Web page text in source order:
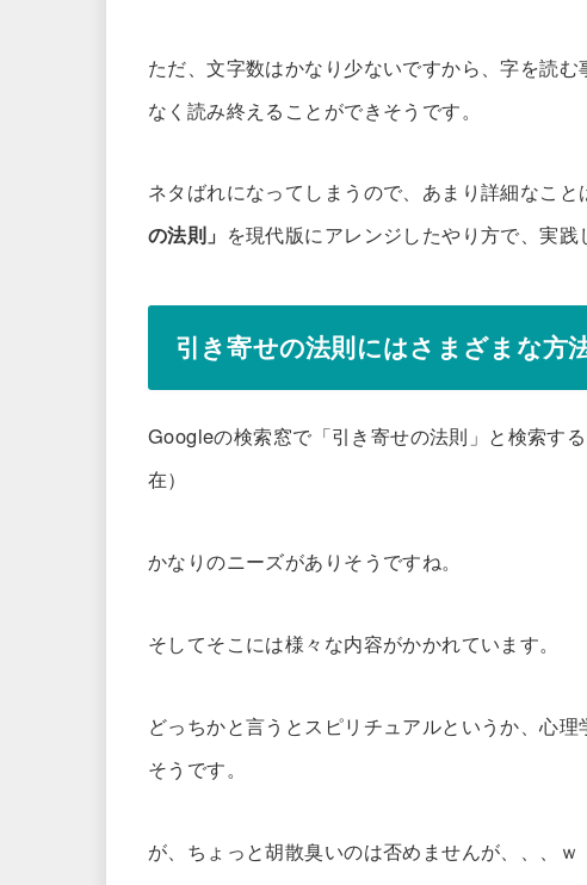
ただ、文字数はかなり少ないですから、字を読
なく読み終えることができそうです。
ネタばれになってしまうので、あまり詳細なこ
の法則」 を現代版にアレンジしたやり方で、実践
引き寄せの法則にはさまざまな方
Googleの検索窓で「引き寄せの法則」と検索す
在）
かなりのニーズがありそうですね。
そしてそこには様々な内容がかかれています。
どっちかと言うとスピリチュアルというか、心
そうです。
が、ちょっと胡散臭いのは否めませんが、、、ｗ